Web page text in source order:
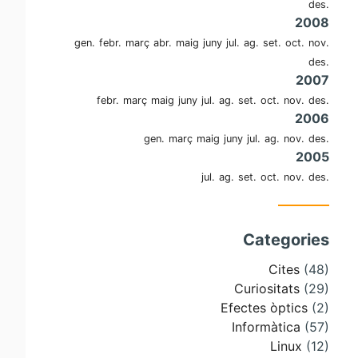
des.
2008
gen. febr. març abr. maig juny jul. ag. set. oct. nov.
des.
2007
febr. març maig juny jul. ag. set. oct. nov. des.
2006
gen. març maig juny jul. ag. nov. des.
2005
jul. ag. set. oct. nov. des.
Categories
Cites (48)
Curiositats (29)
Efectes òptics (2)
Informàtica (57)
Linux (12)